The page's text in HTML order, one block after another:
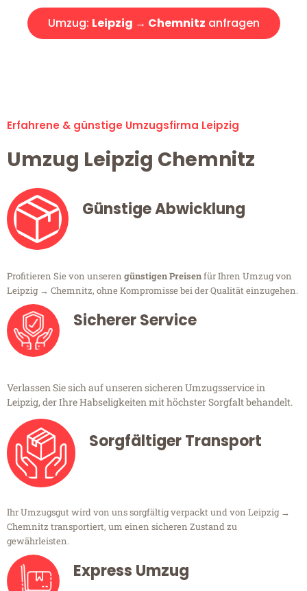
Umzug: Leipzig → Chemnitz anfragen
Erfahrene & günstige Umzugsfirma Leipzig
Umzug Leipzig Chemnitz
Günstige Abwicklung
Profitieren Sie von unseren günstigen Preisenfür Ihren Umzug von
Leipzig → Chemnitz, ohne Kompromisse bei der Qualität einzugehen.
Sicherer Service
Verlassen Sie sich auf unseren sicheren Umzugsservice in
Leipzig, der Ihre Habseligkeiten mit höchster Sorgfalt behandelt.
Sorgfältiger Transport
Ihr Umzugsgut wird von uns sorgfältig verpackt und von Leipzig →
Chemnitz transportiert, um einen sicheren Zustand zu
gewährleisten.
Express Umzug